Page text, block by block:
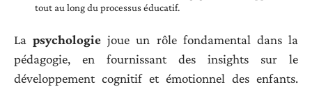
tout au long du processus éducatif.
Lapsychologie joue un rôle fondamental dans la
pédagogie, en fournissant des insights sur le
développement cognitif et émotionnel des enfants.